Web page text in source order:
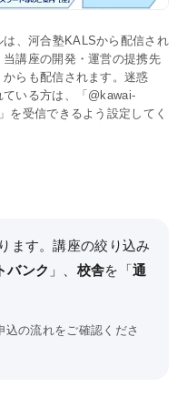
、河合塾KALSから配信され
講座の開発・運営の提携先
らも配信されます。迷惑
いる方は、「@kawai-
を受信できるよう設定してく
ます。講座の絞り込み
バンク 」、 校舎を「通
込の流れをご確認くださ